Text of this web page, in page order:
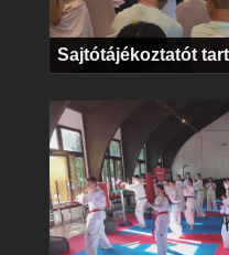
Sajtótájékoztatót